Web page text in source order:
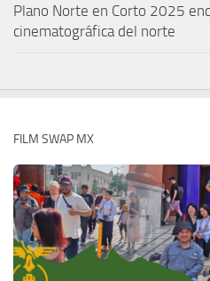
Plano Norte en Corto 2025
cinematográfica del norte
FILM SWAP MX